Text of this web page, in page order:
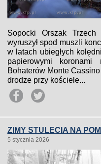
Sopocki Orszak Trzech
wyruszył spod muszli
w latach ubiegłych
papierowymi
Bohaterów Monte
drodze przy kościele...
ZIMY STULECIA NA
5 stycznia 2026